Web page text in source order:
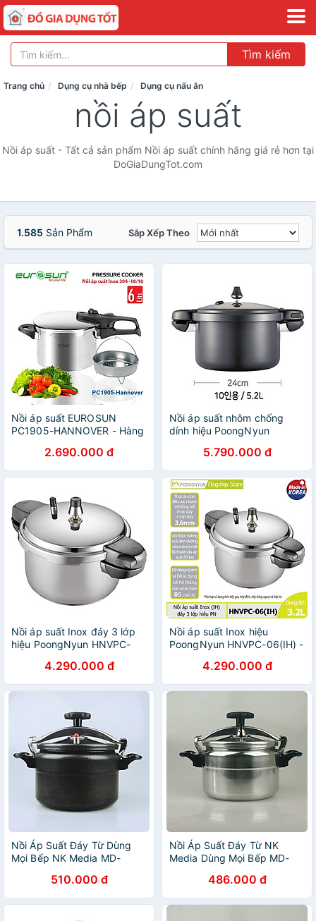
Tìm kiếm
Trang chủ Dụng cụ nhà bếp Dụng cụ nấu ăn
nồi áp suất
Nồi áp suất - Tất cả sản phẩm Nồi áp suất chính hãng giá rẻ hơn tại
DoGiaDungTot.com
1.585 Sản Phẩm Sắp Xếp Theo
Nồi áp suất EUROSUN
PC1905-HANNOVER - Hàng
2.690.000 đ
Nồi áp suất nhôm chống
dính hiệu PoongNyun
- Hàng Chính Hãng
5.790.000 đ
Nồi áp suất Inox đáy 3 lớp
hiệu PoongNyun HNVPC-
4.290.000 đ
Nồi áp suất Inox hiệu
PoongNyun HNVPC-06(IH) -
4.290.000 đ
Nồi Áp Suất Đáy Từ Dùng
Mọi Bếp NK Media MD-
510.000 đ
Nồi Áp Suất Đáy Từ NK
Media Dùng Mọi Bếp MD-
Chính Hãng486.000 đ